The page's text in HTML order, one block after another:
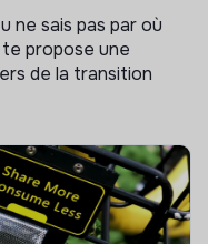
ne sais pas par où
propose une
de la transition